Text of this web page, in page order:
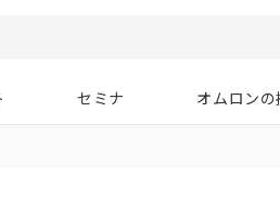
セミナ オムロン